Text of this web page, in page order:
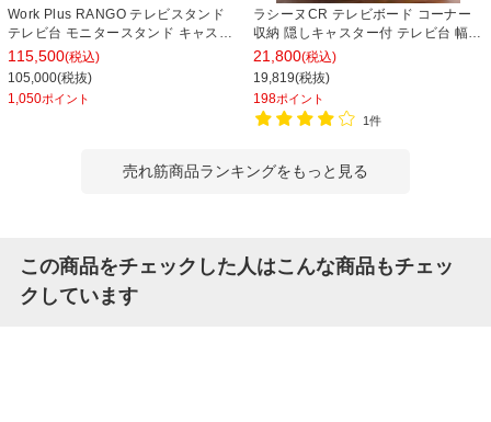
Work Plus RANGO テレビスタンド
テレビ台 モニタースタンド キャスタ
ー付き オフィス 会議室 業務用 幅
1200×奥行600×高さ1845mm
WorkPlus
115,500(税込)
105,000(税抜)
1,050ポイント
ラシーヌCR テレビボード コーナー
収納 隠しキャスター付 テレビ台 幅
1488×奥行390×高さ377mm
21,800(税込)
19,819(税抜)
198ポイント
1件
売れ筋商品ランキングをもっと見る
この商品をチェックした人はこんな商品もチェッ
クしています